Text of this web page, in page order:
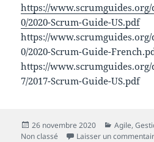
https://
0/2020-Scrum-Guide-US.pdf
https://
0/2020-Scrum-Guide-
https://www.scrumguides.org/
7/2017-Scrum-Guide-US.pdf
Publié
le
26 novembre 2020 Catégories
Agile,
Non classé
Laisser un